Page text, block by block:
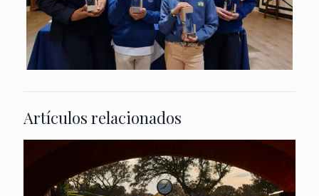
Artículos relacionados